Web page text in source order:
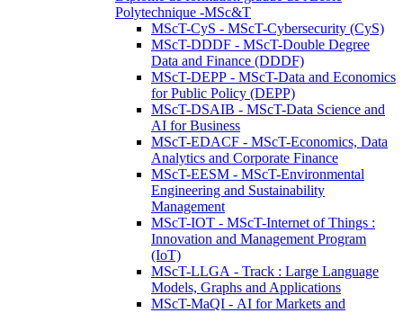
Polytechnique -MSc&T
MScT-CyS - MScT-Cybersecurity (CyS)
MScT-DDDF - MScT-Double Degree
Data and Finance (DDDF)
MScT-DEPP - MScT-Data and Economics
for Public Policy (DEPP)
MScT-DSAIB - MScT-Data Science and
AI for Business
MScT-EDACF - MScT-Economics, Data
Analytics and Corporate Finance
MScT-EESM - MScT-Environmental
Engineering and Sustainability
Management
MScT-IOT - MScT-Internet of Things :
Innovation and Management Program
(IoT)
MScT-LLGA - Track : Large Language
Models, Graphs and Applications
MScT-MaQI - AI for Markets and